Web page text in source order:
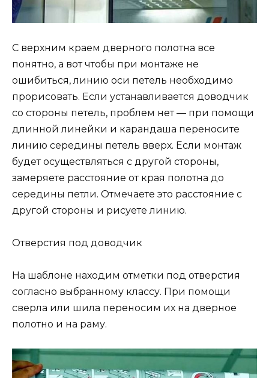
С верхним краем дверного полотна все
понятно, а вот чтобы при монтаже не
ошибиться, линию оси петель необходимо
прорисовать. Если устанавливается доводчик
со стороны петель, проблем нет — при помощи
длинной линейки и карандаша переносите
линию середины петель вверх. Если монтаж
будет осуществляться с другой стороны,
замеряете расстояние от края полотна до
середины петли. Отмечаете это расстояние с
другой стороны и рисуете линию.
Отверстия под доводчик
На шаблоне находим отметки под отверстия
согласно выбранному классу. При помощи
сверла или шила переносим их на дверное
полотно и на раму.